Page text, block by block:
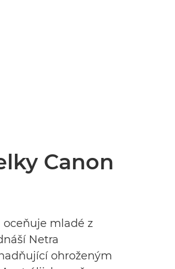
Canon
oceňuje mladé z
Netra
ohroženým